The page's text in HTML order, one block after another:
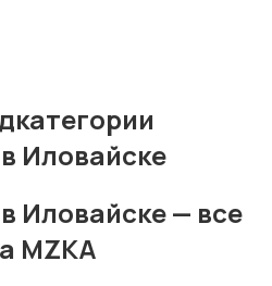
Иловайске
Иловайске — все
MZKA